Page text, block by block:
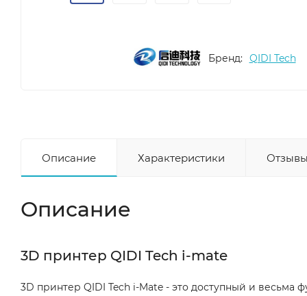
Бренд: QIDI Tech
Описание Характеристики
Описание
3D принтер QIDI Tech i-mate
3D принтер QIDI Tech i-Mate - это доступный и весьма